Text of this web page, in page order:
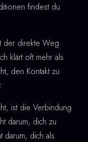
findest du
der direkte Weg
klärt oft mehr als
den Kontakt zu
ist die Verbindung
darum, dich zu
darum, dich als